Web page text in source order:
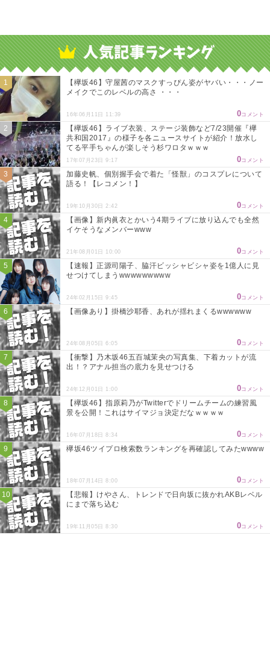
【欅坂46】守屋茜のマスクすっぴん姿がヤバい・・・ノー
メイクでこのレベルの高さ ・・・
16年06月11日 11:39 0コメント
【欅坂46】ライブ衣装、ステージ装飾など7/23開催『欅
共和国2017』の様子を各ニュースサイトが紹介！放水し
てる平手ちゃんが楽しそう杉ワロタｗｗｗ
17年07月23日 9:17 0コメント
加藤史帆、個別握手会で着た「怪獣」のコスプレについて
語る！【レコメン！】
19年10月30日 2:42 0コメント
【画像】新内眞衣とかいう4期ライブに放り込んでも全然
イケそうなメンバーwww
21年08月01日 10:00 0コメント
【速報】正源司陽子、脇汗ビッシャビシャ姿を1億人に見
せつけてしまうwwwwwwwww
24年02月15日 9:45 0コメント
【画像あり】掛橋沙耶香、あれが揺れまくるwwwwww
24年08月05日 6:05 0コメント
【衝撃】乃木坂46五百城茉央の写真集、下着カットが流
出！？アナル担当の底力を見せつける
24年12月01日 1:00 0コメント
【欅坂46】指原莉乃がTwitterでドリームチームの練習風
景を公開！これはサイマジョ決定だなｗｗｗｗ
16年07月18日 8:34 0コメント
欅坂46ツイプロ検索数ランキングを再確認してみたwwww
18年07月14日 8:00 0コメント
【悲報】けやさん、トレンドで日向坂に抜かれAKBレベル
にまで落ち込む
19年11月05日 8:30 0コメント